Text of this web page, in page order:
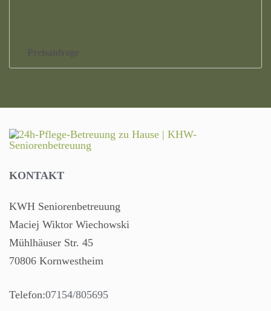
KONTAKT
KWH Seniorenbetreuung
Maciej Wiktor Wiechowski
Mühlhäuser Str. 45
70806 Kornwestheim
Telefon:07154/805695